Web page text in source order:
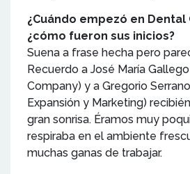
¿Cuándo empezó en Dental
¿cómo fueron sus inicios?
Suena a frase hecha pero
Recuerdo a José María
Company) y a Gregorio
Expansión y Marketing)
gran sonrisa. Éramos muy
respiraba en el ambiente
muchas ganas de trabajar.